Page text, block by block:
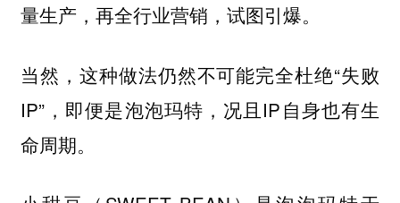
量生产，再全行业营销，试图引爆。
当然，这种做法仍然不可能完全杜绝“失败
IP”，即便是泡泡玛特，况且IP自身也有生
命周期。